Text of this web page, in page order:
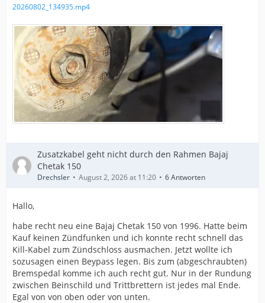
20260802_134935.mp4
Zusatzkabel geht nicht durch den Rahmen Bajaj
Chetak 150
Drechsler August 2, 2026 at 11:20 6 Antworten
Hallo,
habe recht neu eine Bajaj Chetak 150 von 1996. Hatte beim
Kauf keinen Zündfunken und ich konnte recht schnell das
Kill-Kabel zum Zündschloss ausmachen. Jetzt wollte ich
sozusagen einen Beypass legen. Bis zum (abgeschraubten)
Bremspedal komme ich auch recht gut. Nur in der Rundung
zwischen Beinschild und Trittbrettern ist jedes mal Ende.
Egal von von oben oder von unten.